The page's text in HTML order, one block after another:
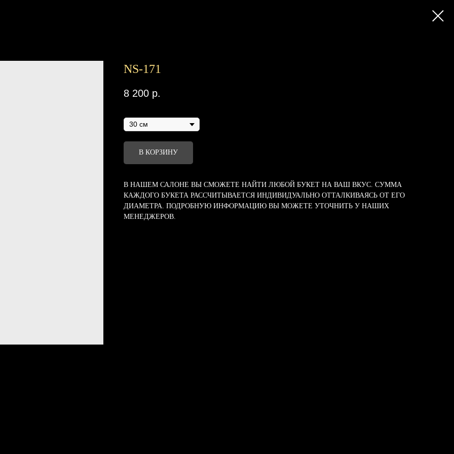
NS-171
8 200 р.
В КОРЗИНУ
В НАШЕМ САЛОНЕ ВЫ СМОЖЕТЕ НАЙТИ ЛЮБОЙ БУКЕТ НА ВАШ ВКУС. СУММА
КАЖДОГО БУКЕТА РАССЧИТЫВАЕТСЯ ИНДИВИДУАЛЬНО ОТТАЛКИВАЯСЬ ОТ ЕГО
ДИАМЕТРА. ПОДРОБНУЮ ИНФОРМАЦИЮ ВЫ МОЖЕТЕ УТОЧНИТЬ У НАШИХ
МЕНЕДЖЕРОВ.